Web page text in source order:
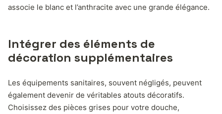
associe le blanc et l’anthracite avec une grande élégance.
Intégrer des éléments de
décoration supplémentaires
Les équipements sanitaires, souvent négligés, peuvent
également devenir de véritables atouts décoratifs.
Choisissez des pièces grises pour votre douche,